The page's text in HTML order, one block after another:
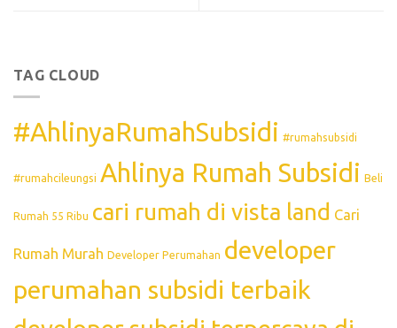
TAG CLOUD
#AhlinyaRumahSubsidi #rumahsubsidi
#rumahcileungsi Ahlinya Rumah Subsidi Beli
Rumah 55 Ribu cari rumah di vista land Cari
Rumah Murah Developer Perumahan developer
perumahan subsidi terbaik